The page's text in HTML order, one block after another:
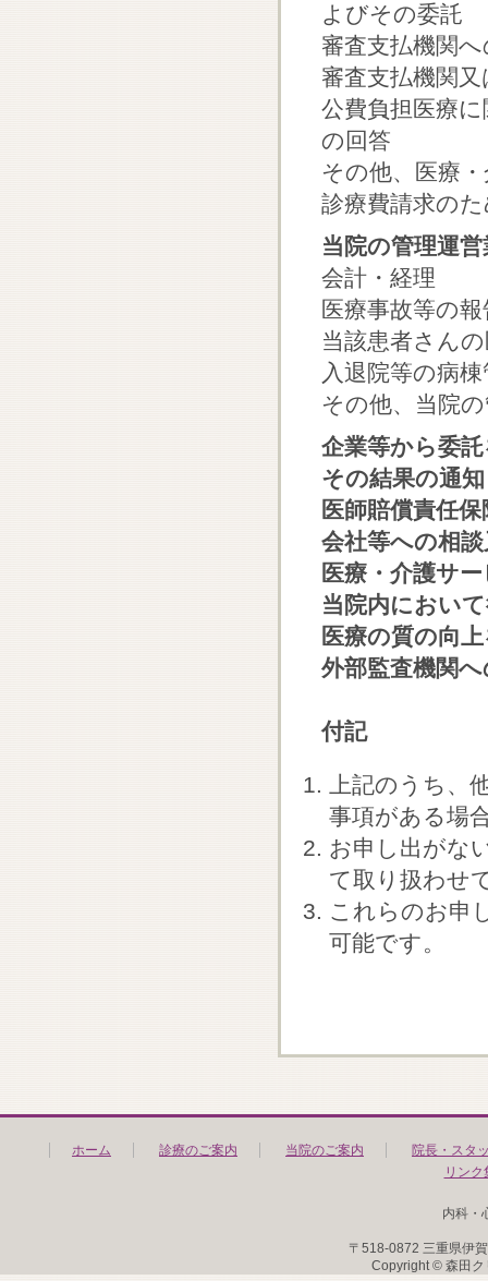
よびその委託
審査支払機関
審査支払機関
公費負担医療
の回答
その他、医療
診療費請求の
当院の管理運営
会計・経理
医療事故等の報
当該患者さん
入退院等の病
その他、当院
企業等から委
その結果の通知
医師賠償責任
会社等への相
医療・介護サ
当院内におい
医療の質の向
外部監査機関
付記
上記のうち、
事項がある場
お申し出がな
て取り扱わせ
これらのお申
可能です。
ホーム 診療のご案内 当院のご案内
院長・スタ
リンク
内科・
〒518-0872 三重県伊
Copyright © 森田ク